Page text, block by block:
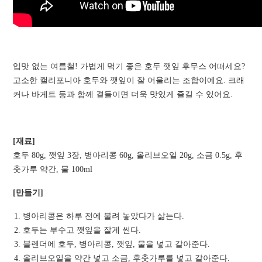
입맛 없는 여름철! 가볍게 먹기 좋은 호두 깻잎 후무스 어떠세요?
고소한 캘리포니아 호두와 깻잎이 잘 어울리는 조합이에요. 크래
커나 바게트 등과 함께 곁들이면 더욱 맛있게 즐길 수 있어요.
[재료]
호두 80g, 깻잎 3장, 병아리콩 60g, 올리브오일 20g, 소금 0.5g, 후
춧가루 약간, 물 100ml
[만들기]
병아리콩은 하루 전에 불려 놓았다가 삶는다.
호두는 부수고 깻잎을 잘게 썬다.
블렌더에 호두, 병아리콩, 깻잎, 물을 넣고 갈아준다.
올리브오일을 약간 넣고 소금, 후춧가루를 넣고 갈아준다.